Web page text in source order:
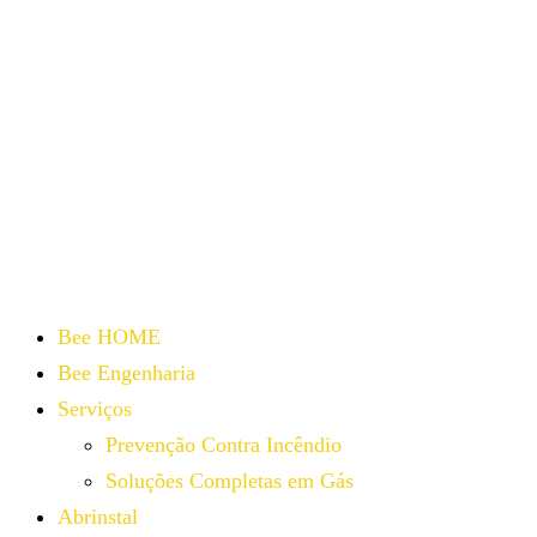
Bee HOME
Bee Engenharia
Serviços
Prevenção Contra Incêndio
Soluções Completas em Gás
Abrinstal